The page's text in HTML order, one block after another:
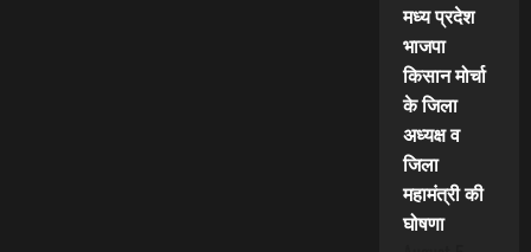
मध्य प्रदेश
भाजपा
किसान मोर्चा
के जिला
अध्यक्ष व
जिला
महामंत्री की
घोषणा